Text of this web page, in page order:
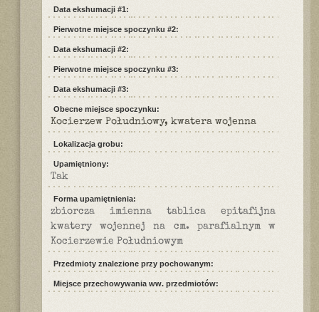
Data ekshumacji #1:
Pierwotne miejsce spoczynku #2:
Data ekshumacji #2:
Pierwotne miejsce spoczynku #3:
Data ekshumacji #3:
Obecne miejsce spoczynku:
Kocierzew Południowy, kwatera wojenna
Lokalizacja grobu:
Upamiętniony:
Tak
Forma upamiętnienia:
zbiorcza imienna tablica epitafijna
kwatery wojennej na cm. parafialnym w
Kocierzewie Południowym
Przedmioty znalezione przy pochowanym:
Miejsce przechowywania ww. przedmiotów: